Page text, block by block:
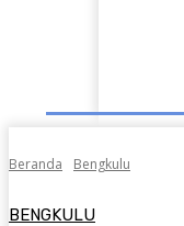
Beranda Bengkulu
BENGKULU